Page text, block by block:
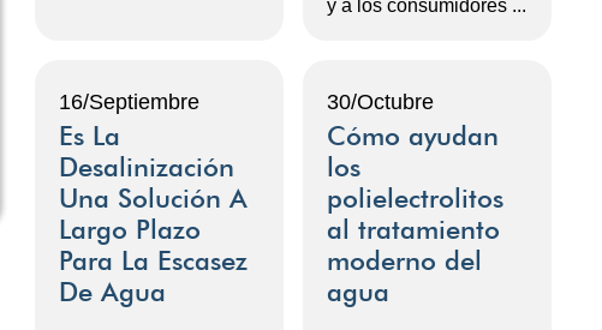
y a los consumidores ...
16/Septiembre
Es La
Desalinización
Una Solución A
Largo Plazo
Para La Escasez
De Agua
30/Octubre
Cómo ayudan
los
polielectrolitos
al tratamiento
moderno del
agua